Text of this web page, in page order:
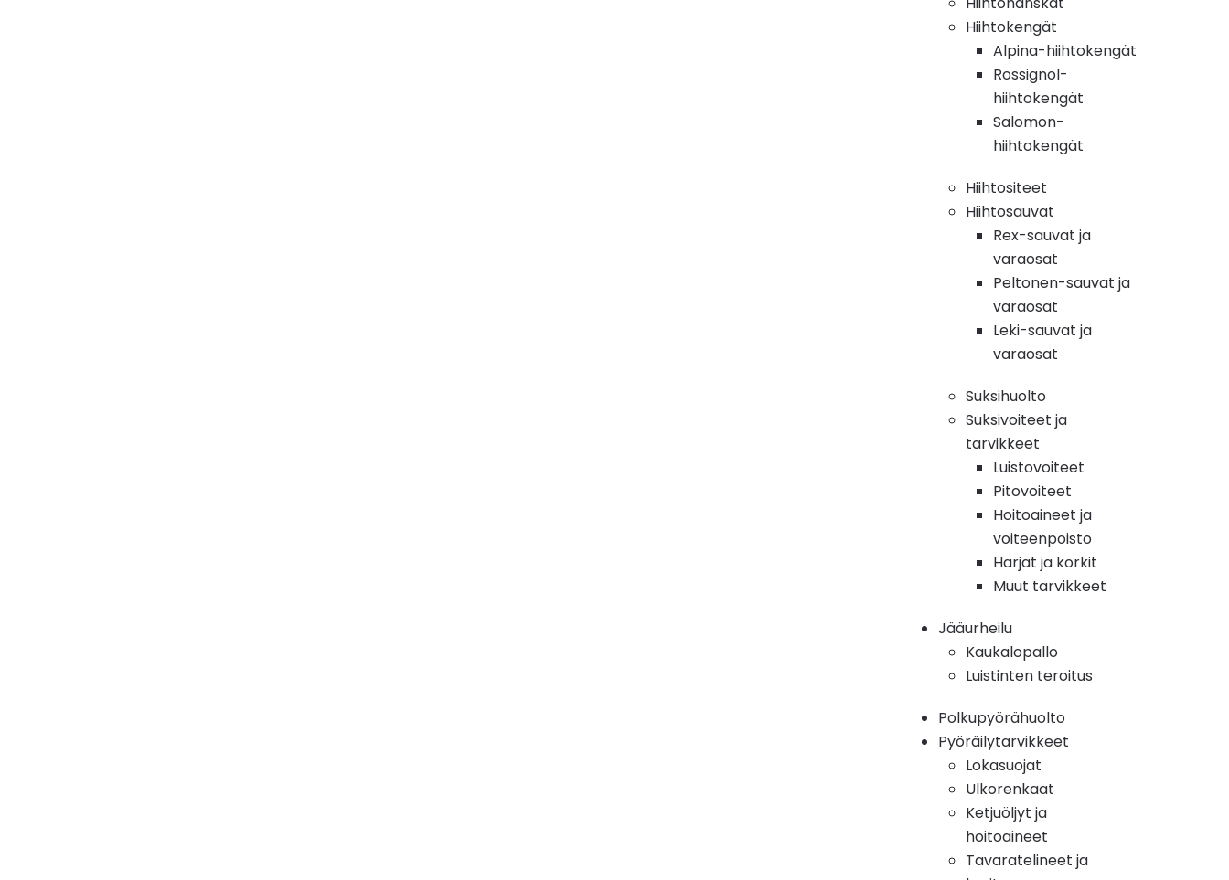
Hiihtokengät
Alpina-hiihtokengät
Rossignol-
hiihtokengät
Salomon-
hiihtokengät
Hiihtositeet
Hiihtosauvat
Rex-sauvat ja
varaosat
Peltonen-sauvat ja
varaosat
Leki-sauvat ja
varaosat
Suksihuolto
Suksivoiteet ja
tarvikkeet
Luistovoiteet
Pitovoiteet
Hoitoaineet ja
voiteenpoisto
Harjat ja korkit
Muut tarvikkeet
Jääurheilu
Kaukalopallo
Luistinten teroitus
Polkupyörähuolto
Pyöräilytarvikkeet
Lokasuojat
Ulkorenkaat
Ketjuöljyt ja
hoitoaineet
Tavaratelineet ja